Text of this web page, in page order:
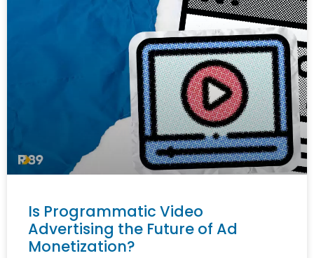
Is Programmatic Video
Advertising the Future of Ad
Monetization?